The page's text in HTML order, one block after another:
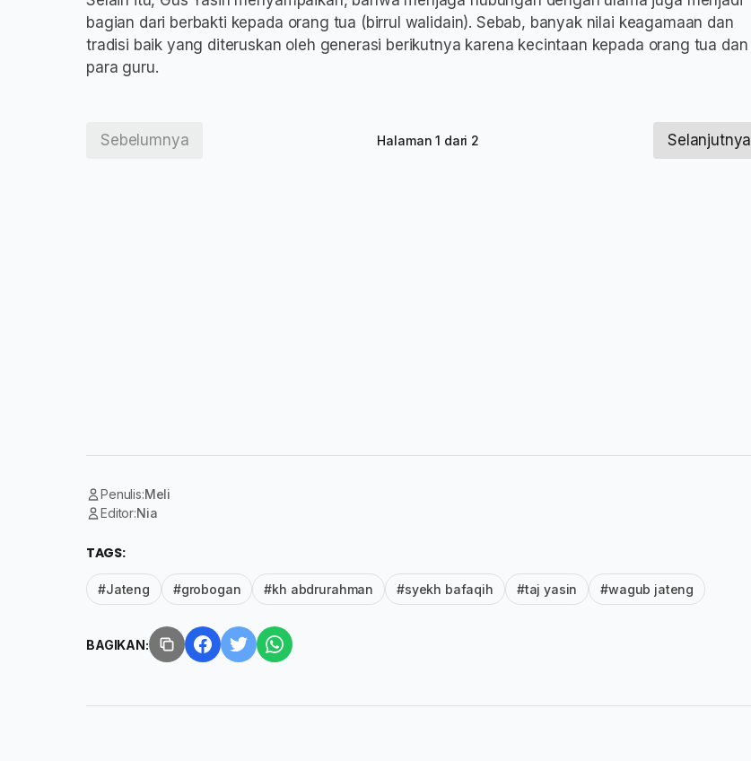
bagian dari berbakti kepada orang tua (birrul walidain). Sebab, banyak nilai keagamaan dan
tradisi baik yang diteruskan oleh generasi berikutnya karena kecintaan kepada orang tua dan
para guru.
Sebelumnya Halaman 1 dari 2 Selanjutnya
Penulis:Meli
Editor:Nia
TAGS:
#Jateng #grobogan #kh abdrurahman #syekh bafaqih #taj yasin #wagub jateng
BAGIKAN: